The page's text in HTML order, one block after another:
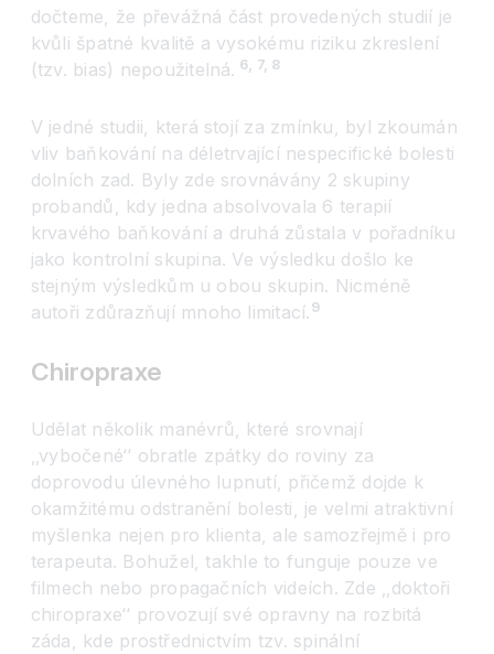
dočteme, že převážná část provedených studií je
kvůli špatné kvalitě a vysokému riziku zkreslení
(tzv. bias) nepoužitelná. 6, 7, 8
V jedné studii, která stojí za zmínku, byl zkoumán
vliv baňkování na déletrvající nespecifické bolesti
dolních zad. Byly zde srovnávány 2 skupiny
probandů, kdy jedna absolvovala 6 terapií
krvavého baňkování a druhá zůstala v pořadníku
jako kontrolní skupina. Ve výsledku došlo ke
stejným výsledkům u obou skupin. Nicméně
autoři zdůrazňují mnoho limitací. 9
Chiropraxe
Udělat několik manévrů, které srovnají
‚‚vybočené‘‘ obratle zpátky do roviny za
doprovodu úlevného lupnutí, přičemž dojde k
okamžitému odstranění bolesti, je velmi atraktivní
myšlenka nejen pro klienta, ale samozřejmě i pro
terapeuta. Bohužel, takhle to funguje pouze ve
filmech nebo propagačních videích. Zde ‚‚doktoři
chiropraxe‘‘ provozují své opravny na rozbitá
záda, kde prostřednictvím tzv. spinální